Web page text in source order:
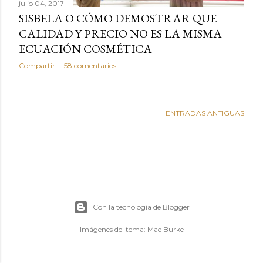
s
julio 04, 2017
SISBELA O CÓMO DEMOSTRAR QUE
CALIDAD Y PRECIO NO ES LA MISMA
ECUACIÓN COSMÉTICA
Compartir 58 comentarios
ENTRADAS ANTIGUAS
Con la tecnología de Blogger
Imágenes del tema: Mae Burke